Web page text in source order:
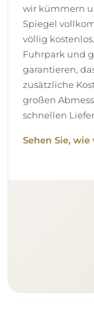
Wir kümmern
der Spiegel,
Aufgrund der
Ihnen die